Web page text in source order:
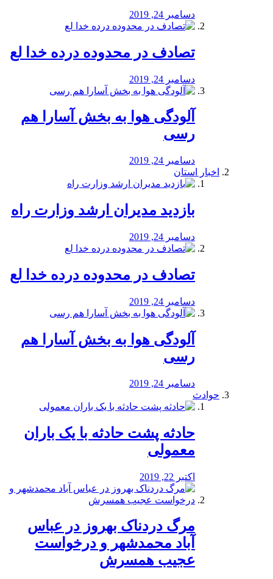
دسامبر 24, 2019
تصادف در محدوده درده خدا لع
دسامبر 24, 2019
آلودگی هوا به بخش آسارا هم
رسی
دسامبر 24, 2019
اخبار استان
بازدید مدیران ارشد وزارت راه
دسامبر 24, 2019
تصادف در محدوده درده خدا لع
دسامبر 24, 2019
آلودگی هوا به بخش آسارا هم
رسی
دسامبر 24, 2019
حوادث
️حادثه پشت حادثه با یک باران
معمولی
اکتبر 22, 2019
مرگ دردناک بهروز در عباس
آباد محمدشهر و درخواست
عجیب همسرش